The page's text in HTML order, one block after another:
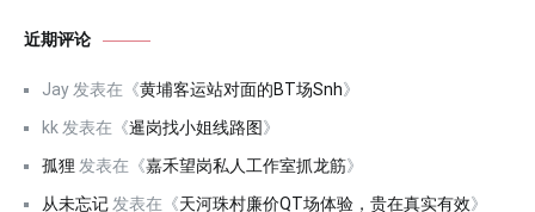
近期评论
Jay 发表在《黄埔客运站对面的BT场Snh》
kk 发表在《暹岗找小姐线路图》
孤狸 发表在《嘉禾望岗私人工作室抓龙筋》
从未忘记 发表在《天河珠村廉价QT场体验，贵在真实有效》